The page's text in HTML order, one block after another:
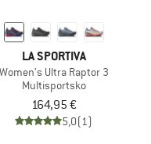
LA SPORTIVA
Women's Ultra Raptor 3
Multisportsko
164,95 €
5,0(1)